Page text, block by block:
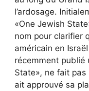
l’ardosage.
«One Jewish
nom pour clarifier
américain en
récemment publié
State», ne fait pas
ait approuvé sa